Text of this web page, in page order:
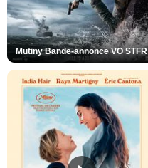
Mutiny Bande-annonce VO STFR